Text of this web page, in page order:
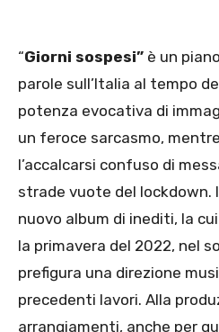
“ Giorni sospesi” è un
parole sull’Italia al tempo
potenza evocativa di
un feroce sarcasmo,
l’accalcarsi confuso di
strade vuote del lockdown.
nuovo album di inediti, la
la primavera del 2022, nel
prefigura una direzione
precedenti lavori. Alla
arrangiamenti, anche per